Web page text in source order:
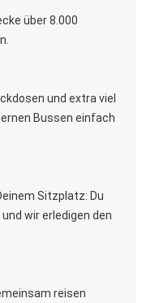
über 8.000
und extra viel
Bussen einfach
Sitzplatz: Du
wir erledigen den
reisen